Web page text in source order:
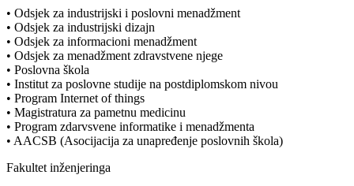
• Odsjek za industrijski i poslovni menadžment
• Odsjek za industrijski dizajn
• Odsjek za informacioni menadžment
• Odsjek za menadžment zdravstvene njege
• Poslovna škola
• Institut za poslovne studije na postdiplomskom nivou
• Program Internet of things
• Magistratura za pametnu medicinu
• Program zdarvsvene informatike i menadžmenta
• AACSB (Asocijacija za unapređenje poslovnih škola)
Fakultet inženjeringa